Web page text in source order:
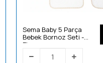
Sema Baby 5 Parça
Bebek Bornoz Seti -
Ekru